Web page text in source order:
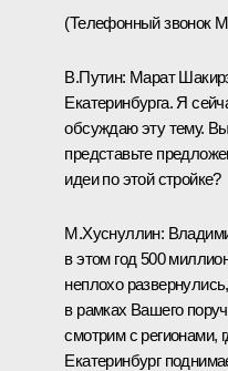
(Телефонный звонок
В.Путин: Марат
Екатеринбурга. Я
обсуждаю эту тему.
представьте
идеи по этой стройке?
М.Хуснуллин:
в этом год 500
неплохо
в рамках Вашего
смотрим с регионами,
Екатеринбург